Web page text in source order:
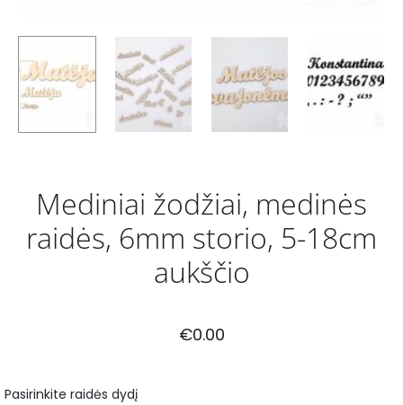
Mediniai žodžiai, medinės
raidės, 6mm storio, 5-18cm
aukščio
€0.00
Pasirinkite raidės dydį